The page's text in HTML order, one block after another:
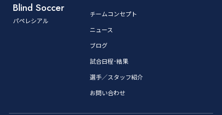
Blind Soccer
パペレシアル
チームコンセプト
ニュース
ブログ
試合日程･結果
選手／スタッフ紹介
お問い合わせ